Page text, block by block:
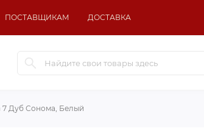
ПОСТАВЩИКАМ ДОСТАВКА
7 Дуб Сонома, Белый